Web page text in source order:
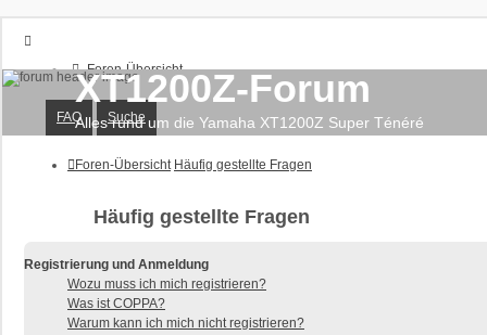
Foren-Übersicht
FAQ
Suche
Unbeantwortete Themen
Aktive Themen
Registrieren
XT1200Z-Forum
Alles rund um die Yamaha XT1200Z Super Ténéré
FAQ Suche
Foren-Übersicht Häufig gestellte Fragen
Häufig gestellte Fragen
Registrierung und Anmeldung
Wozu muss ich mich registrieren?
Was ist COPPA?
Warum kann ich mich nicht registrieren?